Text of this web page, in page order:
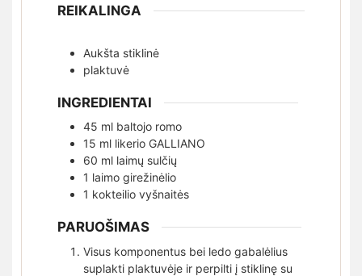
REIKALINGA
Aukšta stiklinė
plaktuvė
INGREDIENTAI
45 ml baltojo romo
15 ml likerio GALLIANO
60 ml laimų sulčių
1 laimo girežinėlio
1 kokteilio vyšnaitės
PARUOŠIMAS
Visus komponentus bei ledo gabalėlius
suplakti plaktuvėje ir perpilti į stiklinę su